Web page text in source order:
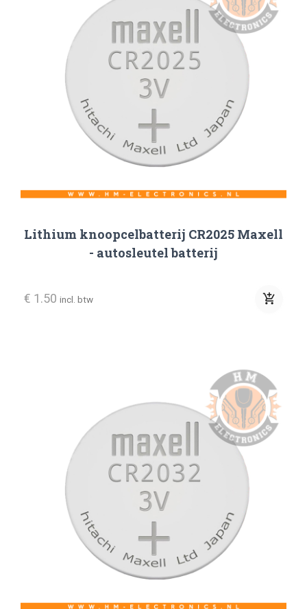
Lithium knoopcelbatterij CR2025 Maxell
- autosleutel batterij
€ 1.50 incl. btw add_shopping_cart